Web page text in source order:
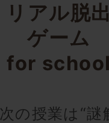
リアル脱
ゲーム
for
次の授業は“謎